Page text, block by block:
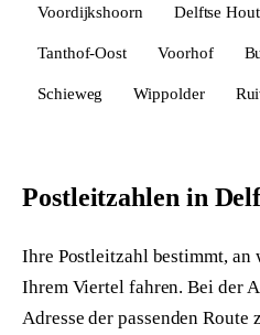
Voordijkshoorn Delftse Hout
Tanthof-Oost Voorhof
Schieweg Wippolder
Postleitzahlen in
Ihre Postleitzahl bestimmt, an
Ihrem Viertel fahren. Bei der
Adresse der passenden Route